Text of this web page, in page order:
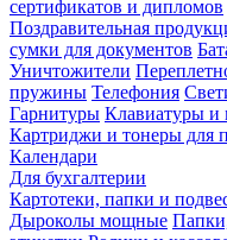
сертификатов и дипломов
Поздравительная
сумки для документов
Уничтожители
пружины Телефония
Гарнитуры Клавиатуры
Картриджи и тонеры для
Календари
Для бухгалтерии
Картотеки, папки и
Дыроколы мощные